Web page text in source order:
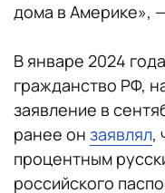
дома в Америке»,
В январе 2024
гражданство РФ,
заявление в
ранее он заявлял,
процентным
российского